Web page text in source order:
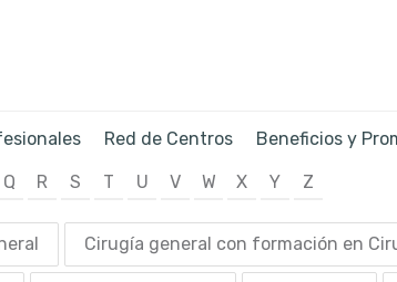
Red de Centros Beneficios y
Q R S T U V W X Y Z
Cirugía general con formación en